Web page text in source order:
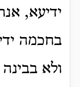
ידיעא,
בחכמה
ולא